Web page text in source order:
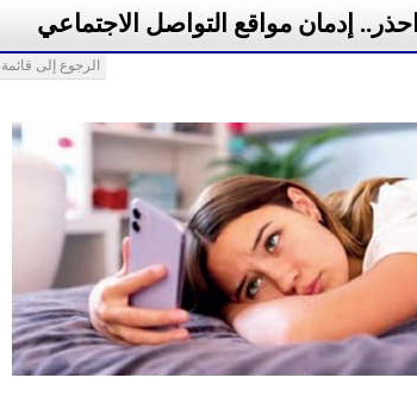
احذر.. إدمان مواقع التواصل الاجتماعي
الرجوع إلى